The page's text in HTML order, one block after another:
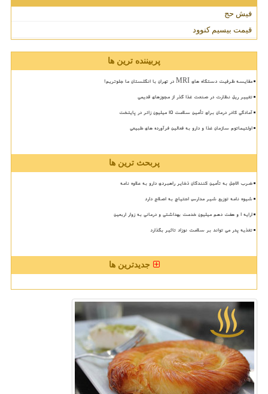
فیش حج
قیمت بیسیم کنوود
پربیننده ترین ها
مقایسه ظرفیت دستگاه های MRI در تهران با انگلستان ما جلوتریم!
تغییر ریل نظارت در صنعت غذا گذر از مجوزهای قدیمی
آمادگی کادر درمان برای تأمین سلامت 15 میلیون زائر در پایتخت
اولتیماتوم سازمان غذا و دارو به فعالین فرآورده های طبیعی
پربحث ترین ها
ضرب الاجل به تأمین کنندگان ذخایر راهبردی دارو به علاوه نامه
شیوه نامه توزیع شیر مدارس احتیاج به اصلاح دارد
ارایه ۱ و هفت دهم میلیون خدمت بهداشتی و درمانی به زوار اربعین
تغذیه پدر می تواند بر سلامت نوزاد تاثیر بگذارد
جدیدترین ها